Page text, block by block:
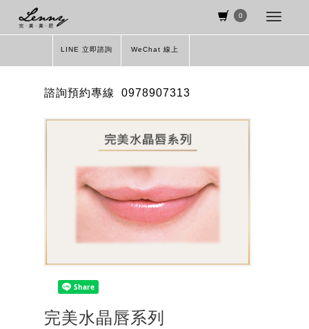
0
LINE 立即諮詢 WeChat 線上
諮詢預約專線 0978907313
完美水晶唇系列